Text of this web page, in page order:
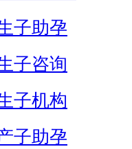
子助孕
子咨询
子机构
子助孕